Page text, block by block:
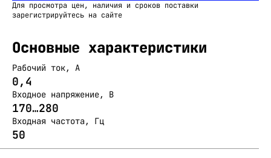
Для просмотра цен, наличия и сроков поставки
зарегистрируйтесь на сайте
Основные характеристики
Рабочий ток, А
0,4
Входное напряжение, В
170…280
Входная частота, Гц
50